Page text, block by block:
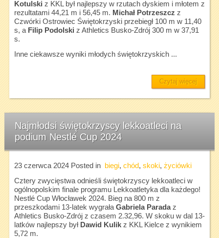
Kotulski z KKL był najlepszy w rzutach dyskiem i młotem z
rezultatami 44,21 m i 56,45 m. Michał Potrzeszcz z
Czwórki Ostrowiec Świętokrzyski przebiegł 100 m w 11,40
s, a Filip Podolski z Athletics Busko-Zdrój 300 m w 37,91
s.
Inne ciekawsze wyniki młodych świętokrzyskich ...
Czytaj więcej
Najmłodsi świętokrzyscy lekkoatleci na
podium Nestlé Cup 2024
23 czerwca 2024Posted in biegi, chód, skoki, życiówki
Cztery zwycięstwa odnieśli świętokrzyscy lekkoatleci w
ogólnopolskim finale programu Lekkoatletyka dla każdego!
Nestlé Cup Włocławek 2024. Bieg na 800 m z
przeszkodami 13-latek wygrała Gabriela Paradaz
Athletics Busko-Zdrój z czasem 2.32,96. W skoku w dal 13-
latków najlepszy był Dawid Kulikz KKL Kielce z wynikiem
5,72 m.